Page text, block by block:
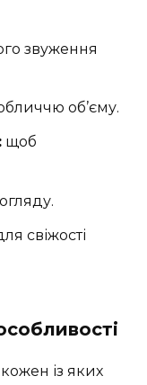
звуження
об’єму.
щоб
свіжості
кожен із яких